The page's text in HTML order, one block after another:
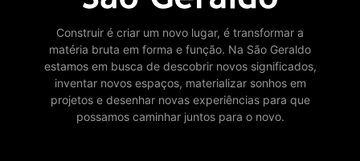
Construir é criar um novo lugar, é transformar a
matéria bruta em forma e função. Na São Geraldo
estamos em busca de descobrir novos significados,
inventar novos espaços, materializar sonhos em
projetos e desenhar novas experiências para que
possamos caminhar juntos para o novo.